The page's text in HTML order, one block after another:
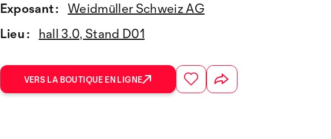
Exposant :
Weidmüller Schweiz AG
Lieu :
hall 3.0, Stand D01
VERS LA BOUTIQUE EN LIGNE